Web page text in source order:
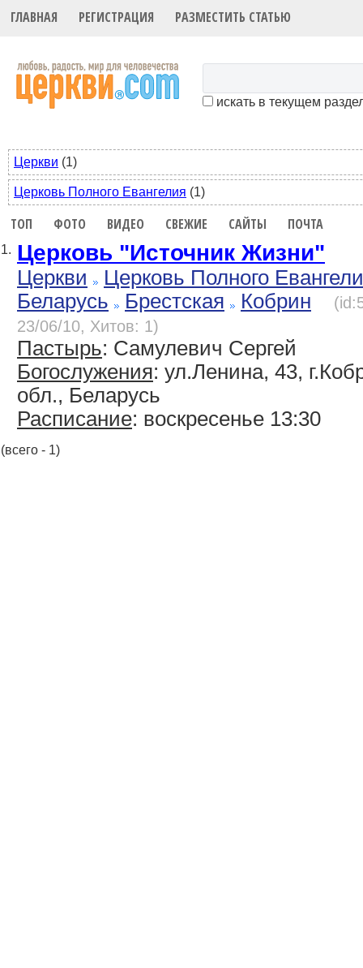
ГЛАВНАЯ РЕГИСТРАЦИЯ РАЗМЕСТИТЬ СТАТЬЮ
искать в текущем
Церкви (1)
Церковь Полного Евангелия (1)
ТОП ФОТО ВИДЕО СВЕЖИЕ САЙТЫ ПОЧТА
1. Церковь "Источник Жизни"
Церкви
Церковь Полного
Беларусь
Брестская Кобрин
23/06/10, Хитов: 1)
Пастырь: Самулевич Сергей
Богослужения: ул.Ленина, 43,
обл., Беларусь
Расписание: воскресенье 13:30
(всего - 1)